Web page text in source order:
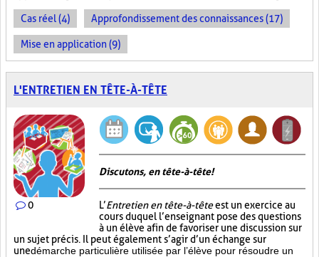
Cas réel (4) Approfondissement des connaissances (17)
Mise en application (9)
L'ENTRETIEN EN TÊTE-À-TÊTE
0
Discutons, en tête-à-tête!
L’Entretien en tête-à-têteest un exercice au
cours duquel l’enseignant pose des questions
à un élève afin de favoriser une discussion sur
un sujet précis. Il peut également s’agir d’un échange sur
unedémarche particulière utilisée par l’élève pour résoudre un